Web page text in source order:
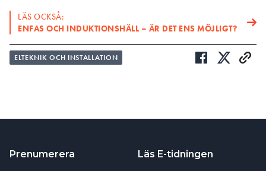
LÄS OCKSÅ:
ENFAS OCH INDUKTIONSHÄLL – ÄR DET ENS MÖJLIGT?
ELTEKNIK OCH INSTALLATION
Prenumerera Läs E-tidningen